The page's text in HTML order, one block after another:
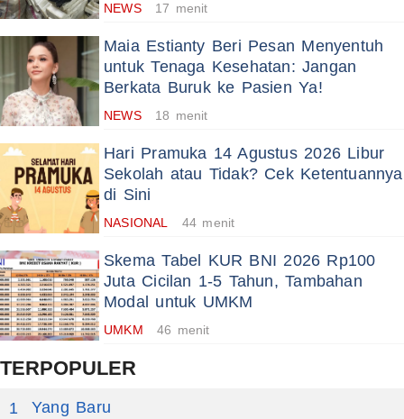
NEWS 17 menit
Maia Estianty Beri Pesan Menyentuh
untuk Tenaga Kesehatan: Jangan
Berkata Buruk ke Pasien Ya!
NEWS 18 menit
Hari Pramuka 14 Agustus 2026 Libur
Sekolah atau Tidak? Cek Ketentuannya
di Sini
NASIONAL 44 menit
Skema Tabel KUR BNI 2026 Rp100
Juta Cicilan 1-5 Tahun, Tambahan
Modal untuk UMKM
UMKM 46 menit
TERPOPULER
1
Yang Baru